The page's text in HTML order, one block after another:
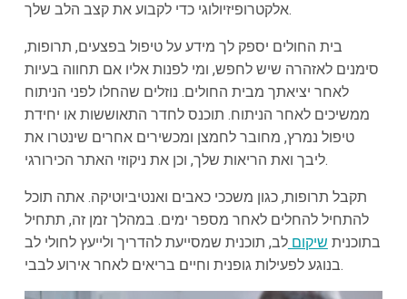
אלקטרופיזיולוגי כדי לקבוע את קצב הלב שלך.
בית החולים יספק לך מידע על טיפול בפצעים, תרופות,
סימנים לאזהרה שיש לחפש, ומי לפנות אליו אם תחווה בעיות
לאחר יציאתך מבית החולים. נוזלים שהחלו לפני הניתוח
ממשיכים לאחר הניתוח. תוכנס לחדר התאוששות או יחידת
טיפול נמרץ, מחובר לחמצן ומכשירים אחרים שינטרו את
ליבך ואת הריאות שלך, וכן את ניקוזי האתר הכירורגי.
תקבל תרופות, כגון משככי כאבים ואנטיביוטיקה. אתה תוכל
להתחיל להחלים לאחר מספר ימים. במהלך זמן זה, תתחיל
בתוכנית שיקוםלב, תוכנית שמסייעת להדריך ולייעץ לחולי לב
בנוגע לפעילות גופנית וחיים בריאים לאחר אירוע לבבי.